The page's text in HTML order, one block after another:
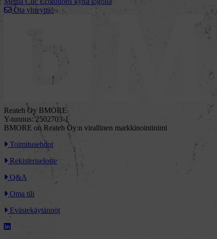
Ota yhteyttä!
Reateh Oy BMORE
Y-tunnus: 2502703-1
BMORE on Reateh Oy:n virallinen markkinointinimi
Toimitusehdot
Rekisteriseloste
Q&A
Oma tili
Evästekäytännöt